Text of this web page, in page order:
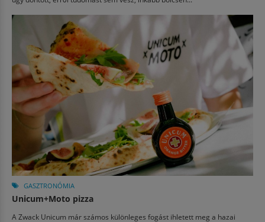
GASZTRONÓMIA
Unicum+Moto pizza
A Zwack Unicum már számos különleges fogást ihletett meg a hazai